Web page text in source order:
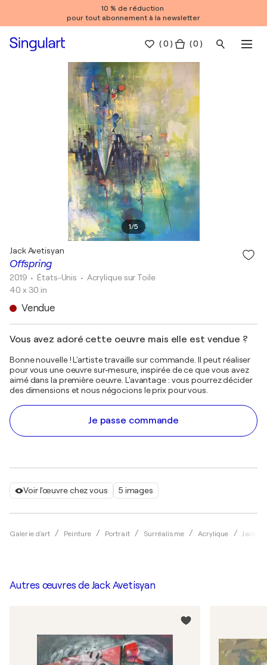
10 % de réduction
pour tout abonnement à la newsletter
(0 ) ( 0 )
1/5
Voir l'œuvre chez vous 5 images
Galerie d'art Peinture Portrait Surréalisme Acrylique Jack
Offspring
Jack Avetisyan
2019 • États-Unis • Acrylique sur Toile
40 x 30 in
Vendue
Vous avez adoré cette oeuvre mais elle est vendue ?
Bonne nouvelle ! L'artiste travaille sur commande. Il peut réaliser
pour vous une oeuvre sur-mesure, inspirée de ce que vous avez
aimé dans la première oeuvre. L'avantage : vous pourrez décider
des dimensions et nous négocions le prix pour vous.
Je passe commande
Autres œuvres de Jack Avetisyan